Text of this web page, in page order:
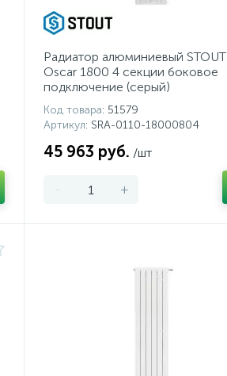
Радиатор алюминиевый STOUT
Oscar 1800 4 секции боковое
подключение (серый)
Код товара: 51579
Артикул: SRA-0110-18000804
45 963 руб. /шт
- +